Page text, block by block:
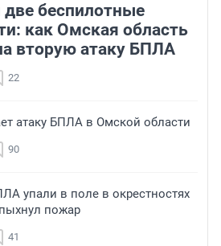
беспилотные
как Омская область
вторую атаку БПЛА
22
атаку БПЛА в Омской области
90
упали в поле в окрестностях
пожар
41